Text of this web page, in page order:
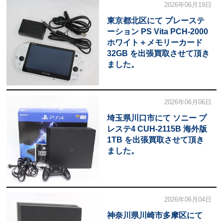
2026年06月19日
東京都北区にて プレーステ
ーション PS Vita PCH-2000
ホワイト＋メモリーカード
32GB を出張買取させて頂き
ました。
2026年06月06日
埼玉県川口市にて ソニー プ
レステ4 CUH-2115B 海外版
1TB を出張買取させて頂き
ました。
2026年06月04日
神奈川県川崎市多摩区にて